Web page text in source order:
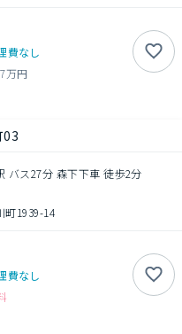
費なし
万円
バス27分 森下下車 徒歩2分
町1939-14
費なし